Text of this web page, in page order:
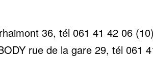
36, tél 061 41 42 06 (10)
rue de la gare 29, tél 061